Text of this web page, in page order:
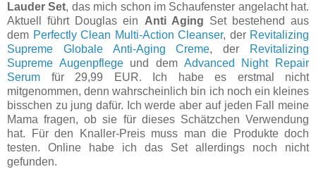
Lauder Set, das mich schon im Schaufenster angelacht hat.
Aktuell führt Douglas ein Anti Aging Set bestehend aus
dem Perfectly Clean Multi-Action Cleanser, der Revitalizing
Supreme Globale Anti-Aging Creme, der
Revitalizing
Supreme Augenpflegeund dem Advanced Night Repair
Serum für 29,99 EUR. Ich habe es erstmal nicht
mitgenommen, denn wahrscheinlich bin ich noch ein kleines
bisschen zu jung dafür. Ich werde aber auf jeden Fall meine
Mama fragen, ob sie für dieses Schätzchen Verwendung
hat. Für den Knaller-Preis muss man die Produkte doch
testen. Online habe ich das Set allerdings noch nicht
gefunden.